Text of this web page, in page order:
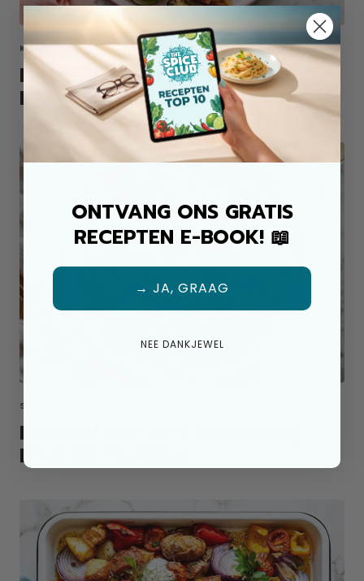
KIP ALLROUND MIX
KROKANTE KIP TACO'S UIT DE
PAN
SALADE TOPPING
RIJSTSALADE MET AVOCADO,
MAIS EN PAPRIKA
ONTVANG ONS GRATIS
RECEPTEN E-BOOK! 📖
→ JA, GRAAG
NEE DANKJEWEL